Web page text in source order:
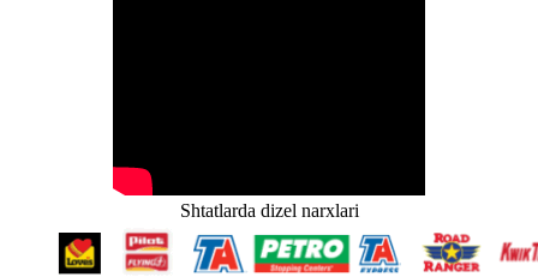
Shtatlarda dizel narxlari